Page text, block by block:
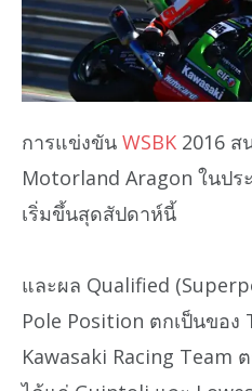
การแข่งขัน WSBK 2016
Motorland Aragon ในปร
เริ่มขึ้นสุดสัปดาห์นี้
และผล Qualified
Pole Position ตกเป็นของ
Kawasaki Racing Team